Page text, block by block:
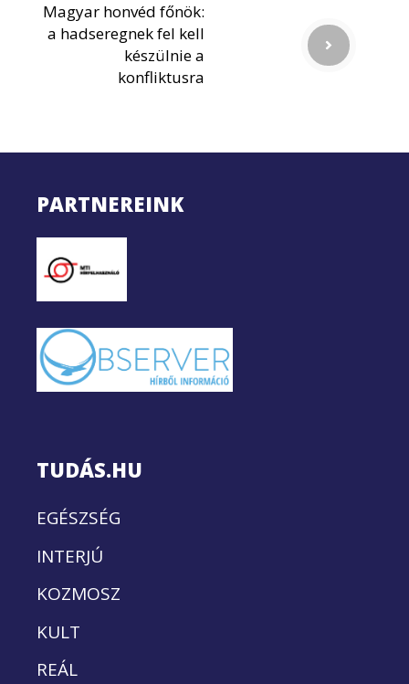
Magyar honvéd főnök:
a hadseregnek fel kell
készülnie a
konfliktusra
PARTNEREINK
TUDÁS.HU
EGÉSZSÉG
INTERJÚ
KOZMOSZ
KULT
REÁL